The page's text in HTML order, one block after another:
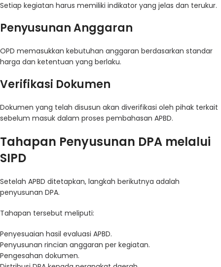
Setiap kegiatan harus memiliki indikator yang jelas dan terukur.
Penyusunan Anggaran
OPD memasukkan kebutuhan anggaran berdasarkan standar
harga dan ketentuan yang berlaku.
Verifikasi Dokumen
Dokumen yang telah disusun akan diverifikasi oleh pihak terkait
sebelum masuk dalam proses pembahasan APBD.
Tahapan Penyusunan DPA melalui
SIPD
Setelah APBD ditetapkan, langkah berikutnya adalah
penyusunan DPA.
Tahapan tersebut meliputi:
Penyesuaian hasil evaluasi APBD.
Penyusunan rincian anggaran per kegiatan.
Pengesahan dokumen.